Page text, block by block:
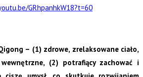
GRhpanhkW18?t=60
– (1) zdrowe, zrelaksowane ciało,
(2) potrafiący zachować i